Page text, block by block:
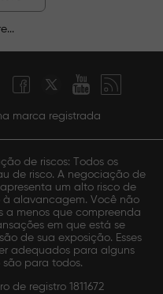
marca registrada
de riscos: Todos os
de risco. A negociação de
um alto risco de
alavancagem. Você não
a menos que compreenda
em que está se
de sua exposição. Esses
adequados para alguns
são para todos.
de registro 1811672